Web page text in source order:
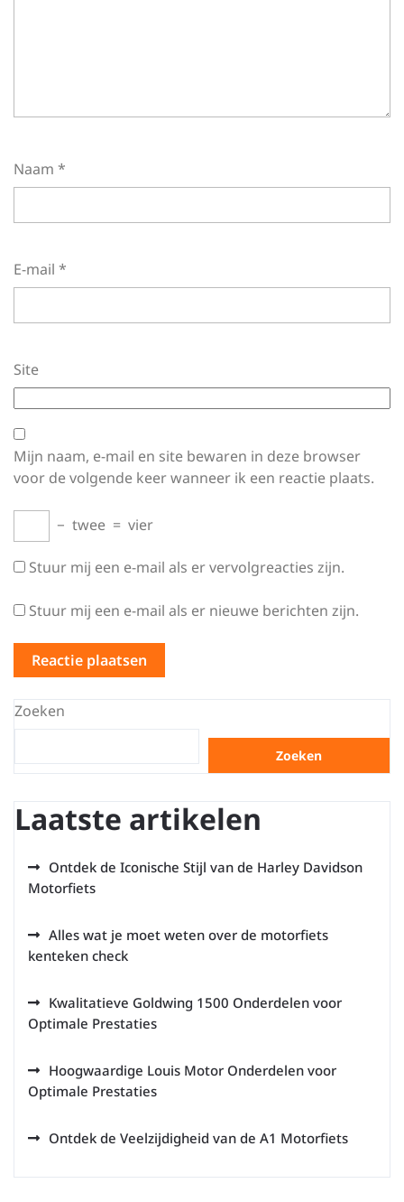
Naam *
E-mail *
Site
Mijn naam, e-mail en site bewaren in deze browser
voor de volgende keer wanneer ik een reactie plaats.
− twee = vier
Stuur mij een e-mail als er vervolgreacties zijn.
Stuur mij een e-mail als er nieuwe berichten zijn.
Zoeken
Zoeken
Laatste artikelen
Ontdek de Iconische Stijl van de Harley Davidson
Motorfiets
Alles wat je moet weten over de motorfiets
kenteken check
Kwalitatieve Goldwing 1500 Onderdelen voor
Optimale Prestaties
Hoogwaardige Louis Motor Onderdelen voor
Optimale Prestaties
Ontdek de Veelzijdigheid van de A1 Motorfiets